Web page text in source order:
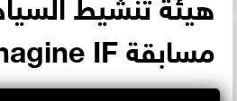
مسابقة imagine IF